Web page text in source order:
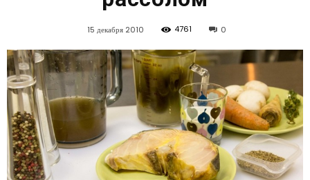
15 декабря 2010 4761 0